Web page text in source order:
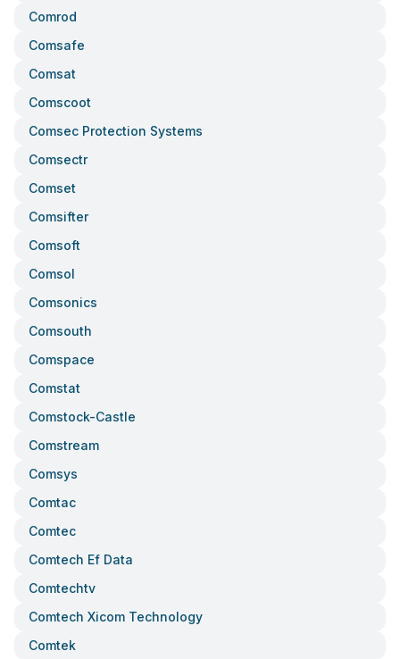
Comrod
Comsafe
Comsat
Comscoot
Comsec Protection Systems
Comsectr
Comset
Comsifter
Comsoft
Comsol
Comsonics
Comsouth
Comspace
Comstat
Comstock-Castle
Comstream
Comsys
Comtac
Comtec
Comtech Ef Data
Comtechtv
Comtech Xicom Technology
Comtek